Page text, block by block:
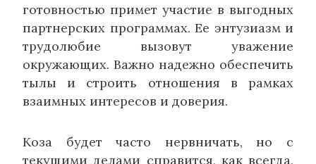
готовностью примет участие в выгодных
партнерских программах. Ее энтузиазм и
трудолюбие вызовут уважение
окружающих. Важно надежно обеспечить
тылы и строить отношения в рамках
взаимных интересов и доверия.
Коза будет часто нервничать, но с
текущими делами справится, как всегда,